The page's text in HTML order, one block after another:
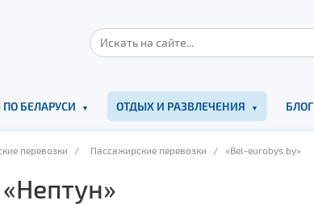
БЕЛАРУСИ ОТДЫХ И РАЗВЛЕЧЕНИЯ БЛОГ
перевозки / Пассажирские перевозки / «Bel-eurobys.by»